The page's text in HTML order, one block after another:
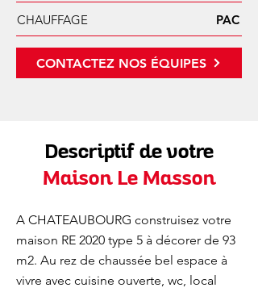
CHAUFFAGE PAC
CONTACTEZ NOS ÉQUIPES
Descriptif de votre
Maison Le Masson
A CHATEAUBOURG construisez votre
maison RE 2020 type 5 à décorer de 93
m2. Au rez de chaussée bel espace à
vivre avec cuisine ouverte, wc, local